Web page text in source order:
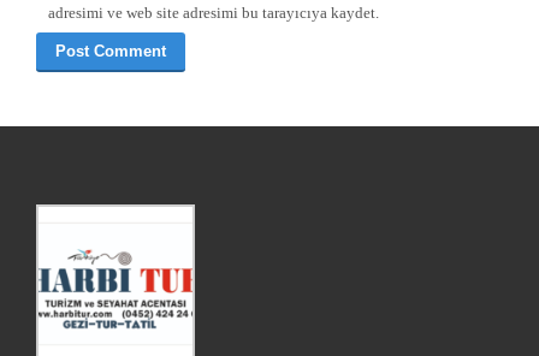
adresimi ve web site adresimi bu tarayıcıya kaydet.